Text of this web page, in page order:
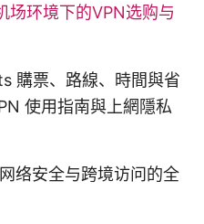
场环境下的VPN选购与
購票、路線、時間與省
使用指南與上網隱私
络安全与跨境访问的全